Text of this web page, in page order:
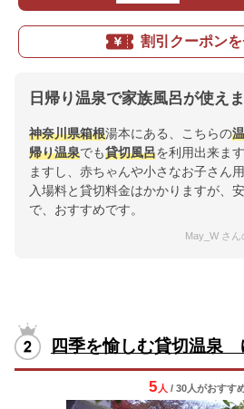
割引クーポン
日帰り温泉で家族風呂が使えま
神奈川県箱根湯本にある、こちらの
帰り温泉でも貸切風呂を利用出来ま
ますし、赤ちゃんや小さなお子さん
入場料と貸切料金はかかりますが、
で、おすすめです。
May_W さん
四季を愉しむ貸切温泉
5 人 / 30人がおすす